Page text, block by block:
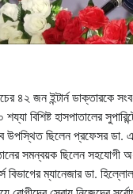
৪২ জন ইন্টার্ন ডাক্তারকে
বিশিষ্ট হাসপাতালের
উপস্থিত ছিলেন প্রফেসর ডা.
সমন্বয়ক ছিলেন সহযোগী
বিভাগের ম্যানেজার ডা.